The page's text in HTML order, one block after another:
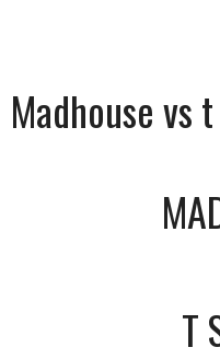
Madhouse vs
T